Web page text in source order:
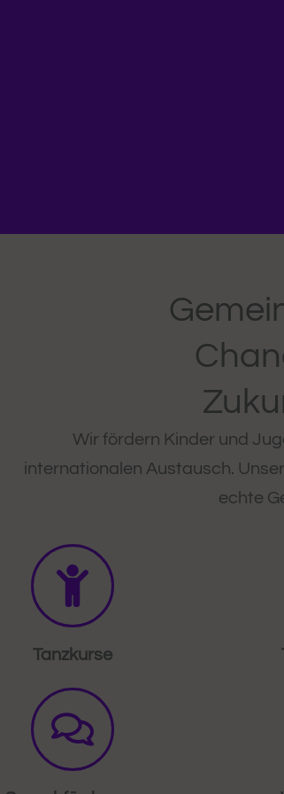
Wir fördern Kinder und
internationalen Austausch.
echte
Tanzkurse